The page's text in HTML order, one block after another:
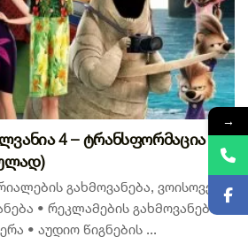
4 – ტრანსფორმაცია
გახმოვანება, ვოისოვერი
• რეკლამების გახმოვანება •
• აუდიო წიგნების ...
→